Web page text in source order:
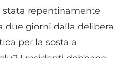
stata repentinamente
due giorni dalla delibera
per la sosta a